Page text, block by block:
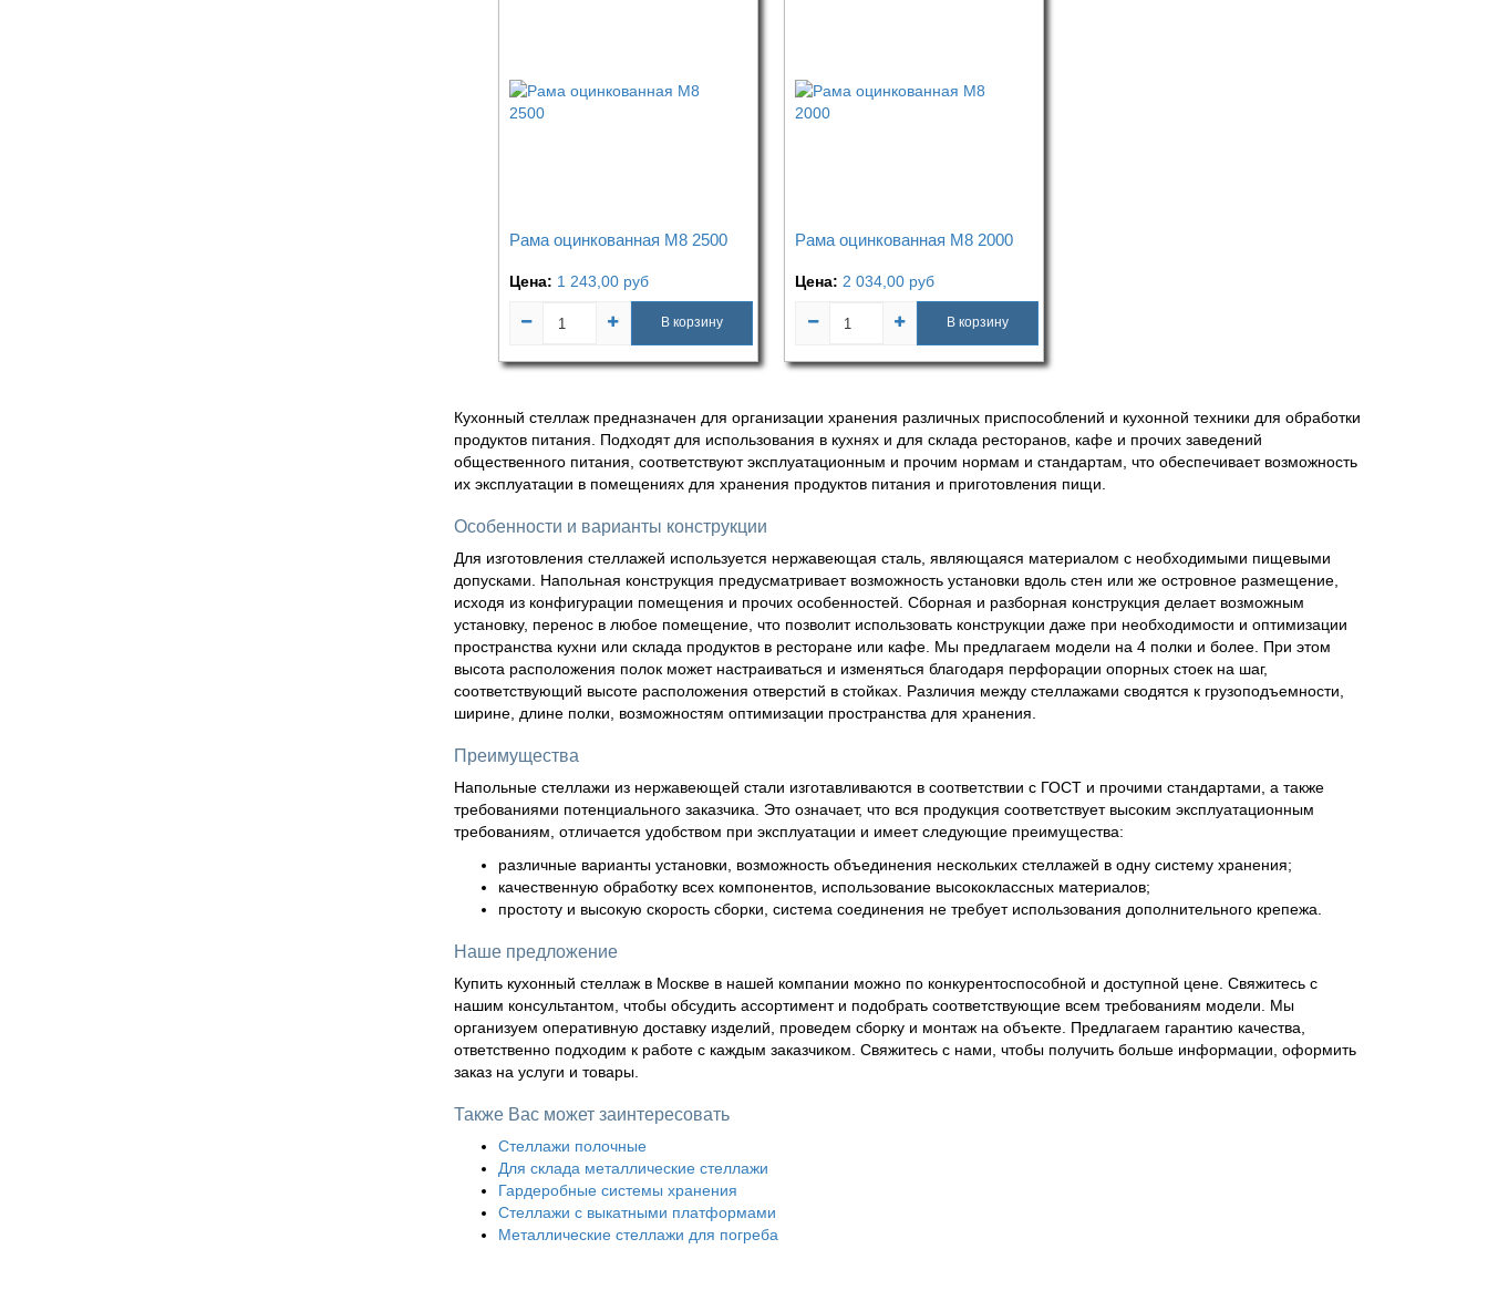
Рама оцинкованная М8 2500
Цена: 1 243,00 руб
В корзину
Рама оцинкованная М8 2000
Цена: 2 034,00 руб
В корзину
Кухонный стеллаж предназначен для организации хранения различных приспособлений и кухонной техники для обработки
продуктов питания. Подходят для использования в кухнях и для склада ресторанов, кафе и прочих заведений
общественного питания, соответствуют эксплуатационным и прочим нормам и стандартам, что обеспечивает возможность
их эксплуатации в помещениях для хранения продуктов питания и приготовления пищи.
Особенности и варианты конструкции
Для изготовления стеллажей используется нержавеющая сталь, являющаяся материалом с необходимыми пищевыми
допусками. Напольная конструкция предусматривает возможность установки вдоль стен или же островное размещение,
исходя из конфигурации помещения и прочих особенностей. Сборная и разборная конструкция делает возможным
установку, перенос в любое помещение, что позволит использовать конструкции даже при необходимости и оптимизации
пространства кухни или склада продуктов в ресторане или кафе. Мы предлагаем модели на 4 полки и более. При этом
высота расположения полок может настраиваться и изменяться благодаря перфорации опорных стоек на шаг,
соответствующий высоте расположения отверстий в стойках. Различия между стеллажами сводятся к грузоподъемности,
ширине, длине полки, возможностям оптимизации пространства для хранения.
Преимущества
Напольные стеллажи из нержавеющей стали изготавливаются в соответствии с ГОСТ и прочими стандартами, а также
требованиями потенциального заказчика. Это означает, что вся продукция соответствует высоким эксплуатационным
требованиям, отличается удобством при эксплуатации и имеет следующие преимущества:
различные варианты установки, возможность объединения нескольких стеллажей в одну систему хранения;
качественную обработку всех компонентов, использование высококлассных материалов;
простоту и высокую скорость сборки, система соединения не требует использования дополнительного крепежа.
Наше предложение
Купить кухонный стеллаж в Москве в нашей компании можно по конкурентоспособной и доступной цене. Свяжитесь с
нашим консультантом, чтобы обсудить ассортимент и подобрать соответствующие всем требованиям модели. Мы
организуем оперативную доставку изделий, проведем сборку и монтаж на объекте. Предлагаем гарантию качества,
ответственно подходим к работе с каждым заказчиком. Свяжитесь с нами, чтобы получить больше информации, оформить
заказ на услуги и товары.
Также Вас может заинтересовать
Стеллажи полочные
Для склада металлические стеллажи
Гардеробные системы хранения
Стеллажи с выкатными платформами
Металлические стеллажи для погреба